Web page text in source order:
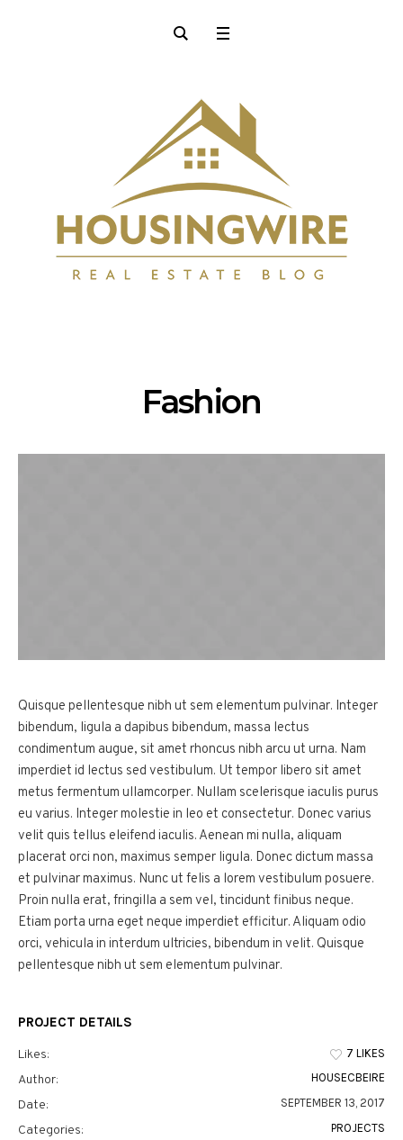
Fashion
Quisque pellentesque nibh ut sem elementum pulvinar. Integer
bibendum, ligula a dapibus bibendum, massa lectus
condimentum augue, sit amet rhoncus nibh arcu ut urna. Nam
imperdiet id lectus sed vestibulum. Ut tempor libero sit amet
metus fermentum ullamcorper. Nullam scelerisque iaculis purus
eu varius. Integer molestie in leo et consectetur. Donec varius
velit quis tellus eleifend iaculis. Aenean mi nulla, aliquam
placerat orci non, maximus semper ligula. Donec dictum massa
et pulvinar maximus. Nunc ut felis a lorem vestibulum posuere.
Proin nulla erat, fringilla a sem vel, tincidunt finibus neque.
Etiam porta urna eget neque imperdiet efficitur. Aliquam odio
orci, vehicula in interdum ultricies, bibendum in velit. Quisque
pellentesque nibh ut sem elementum pulvinar.
PROJECT DETAILS
Likes: 7 LIKES
Author: HOUSECBEIRE
Date: SEPTEMBER 13, 2017
Categories: PROJECTS